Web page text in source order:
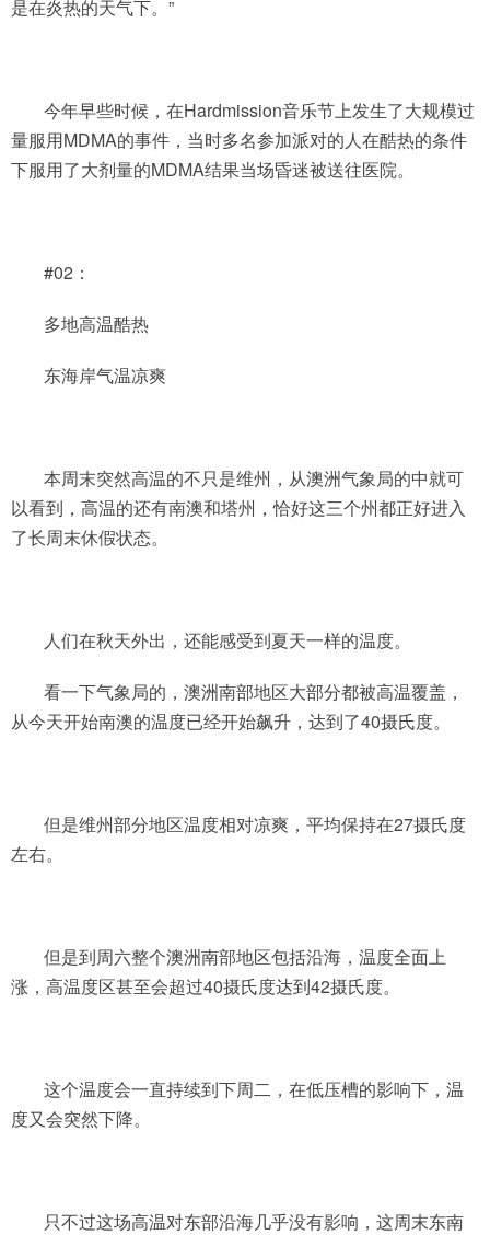
是在炎热的天气下。”
今年早些时候，在Hardmission音乐节上发生了大规模过
量服用MDMA的事件，当时多名参加派对的人在酷热的条件
下服用了大剂量的MDMA结果当场昏迷被送往医院。
#02：
多地高温酷热
东海岸气温凉爽
本周末突然高温的不只是维州，从澳洲气象局的中就可
以看到，高温的还有南澳和塔州，恰好这三个州都正好进入
了长周末休假状态。
人们在秋天外出，还能感受到夏天一样的温度。
看一下气象局的，澳洲南部地区大部分都被高温覆盖，
从今天开始南澳的温度已经开始飙升，达到了40摄氏度。
但是维州部分地区温度相对凉爽，平均保持在27摄氏度
左右。
但是到周六整个澳洲南部地区包括沿海，温度全面上
涨，高温度区甚至会超过40摄氏度达到42摄氏度。
这个温度会一直持续到下周二，在低压槽的影响下，温
度又会突然下降。
只不过这场高温对东部沿海几乎没有影响，这周末东南